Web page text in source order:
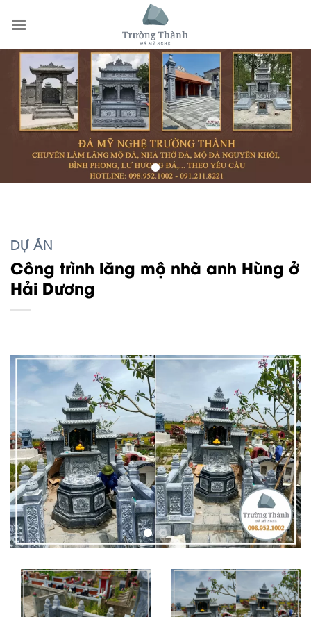
DỰ ÁN
Công trình lăng mộ nhà anh Hùng ở
Hải Dương